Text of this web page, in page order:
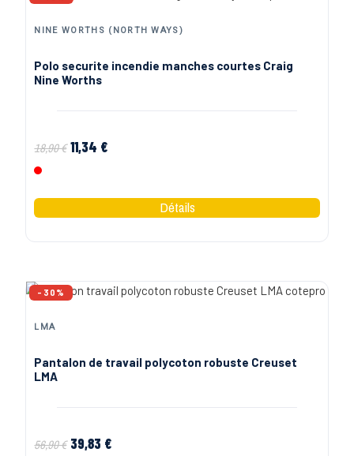
NINE WORTHS (NORTH WAYS)
Polo securite incendie manches courtes Craig
Nine Worths
18,90 € 11,34 €
Rouge
LMA
Pantalon de travail polycoton robuste Creuset
LMA
56,90 € 39,83 €
-30%